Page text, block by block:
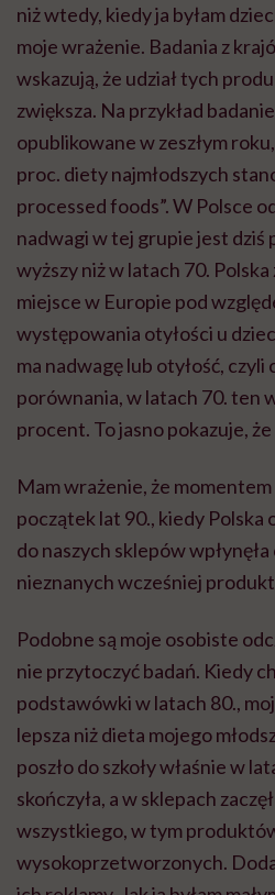
niż wtedy, kiedy ja byłam
moje wrażenie. Badania z
wskazują, że udział tych
zwiększa. Na przykład
opublikowane w zeszłym
proc. diety najmłodszych
processed foods”. W Polsce
nadwagi w tej grupie jest
wyższy niż w latach 70.
miejsce w Europie pod
występowania otyłości u
ma nadwagę lub otyłość,
porównania, w latach 70. ten
procent. To jasno pokazuje,
Mam wrażenie, że momentem
początek lat 90., kiedy Polska
do naszych sklepów wpłynęła
nieznanych wcześniej
Podobne są moje osobiste
nie przytoczyć badań. Kiedy
podstawówki w latach 80.,
lepsza niż dieta mojego
poszło do szkoły właśnie w
skończyła, a w sklepach
wszystkiego, w tym
wysokoprzetworzonych.